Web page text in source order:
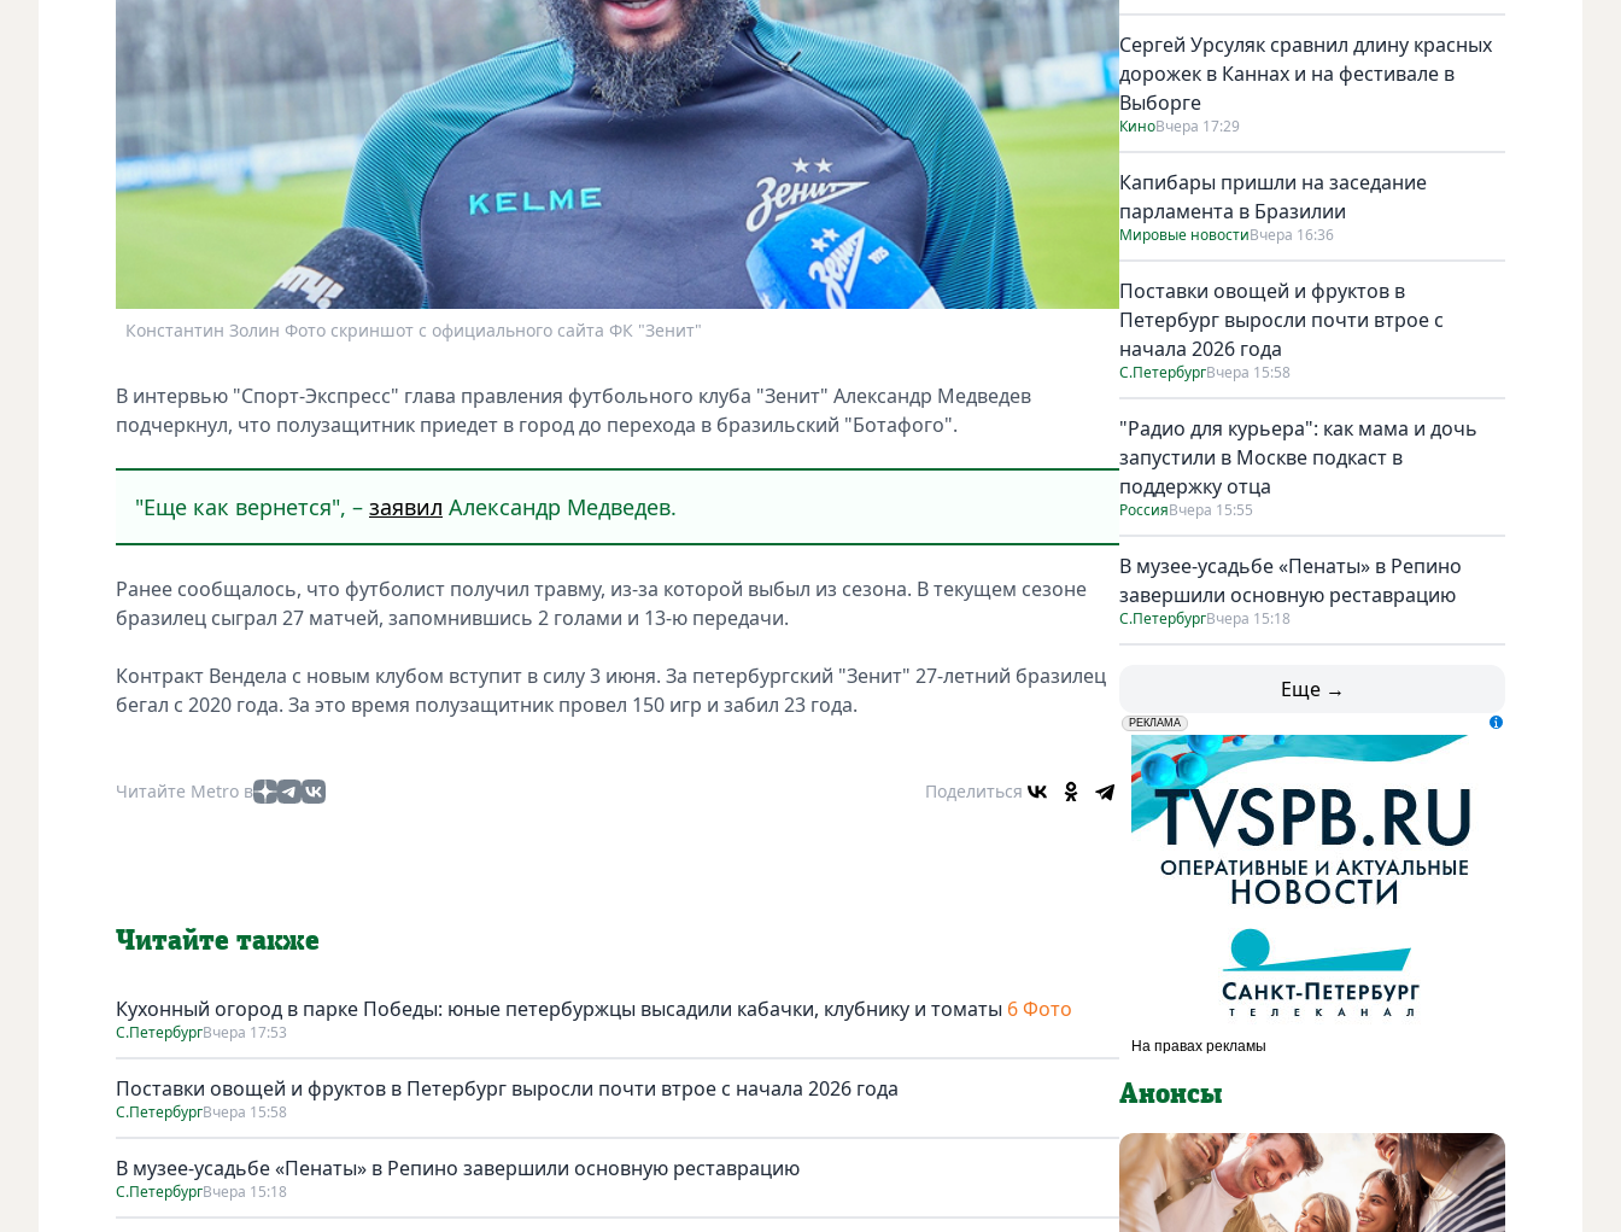
Константин Золин Фото скриншот с официального сайта ФК "Зенит"
В интервью "Спорт-Экспресс" глава правления футбольного клуба "Зенит" Александр Медведев
подчеркнул, что полузащитник приедет в город до перехода в бразильский "Ботафого".
"Еще как вернется", – заявил Александр Медведев.
Ранее сообщалось, что футболист получил травму, из-за которой выбыл из сезона. В текущем сезоне
бразилец сыграл 27 матчей, запомнившись 2 голами и 13-ю передачи.
Контракт Вендела с новым клубом вступит в силу 3 июня. За петербургский "Зенит" 27-летний бразилец
бегал с 2020 года. За это время полузащитник провел 150 игр и забил 23 года.
Читайте Metro в Поделиться
Читайте также
Кухонный огород в парке Победы: юные петербуржцы высадили кабачки, клубнику и томаты 6 Фото
С.ПетербургВчера 17:53
Поставки овощей и фруктов в Петербург выросли почти втрое с начала 2026 года
С.ПетербургВчера 15:58
В музее-усадьбе «Пенаты» в Репино завершили основную реставрацию
С.ПетербургВчера 15:18
Сергей Урсуляк сравнил длину красных
дорожек в Каннах и на фестивале в
Выборге
КиноВчера 17:29
Капибары пришли на заседание
парламента в Бразилии
Мировые новостиВчера 16:36
Поставки овощей и фруктов в
Петербург выросли почти втрое с
начала 2026 года
С.ПетербургВчера 15:58
"Радио для курьера": как мама и дочь
запустили в Москве подкаст в
поддержку отца
РоссияВчера 15:55
В музее-усадьбе «Пенаты» в Репино
завершили основную реставрацию
С.ПетербургВчера 15:18
Еще →
erid: LdtCK5udn
РЕКЛАМА
АО "ГАТР", ИНН: 7841320717
Анонсы